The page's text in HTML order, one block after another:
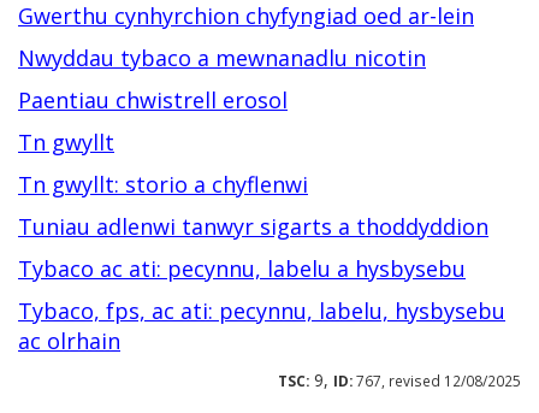
Gwerthu cynhyrchion chyfyngiad oed ar-lein
Nwyddau tybaco a mewnanadlu nicotin
Paentiau chwistrell erosol
Tn gwyllt
Tn gwyllt: storio a chyflenwi
Tuniau adlenwi tanwyr sigarts a thoddyddion
Tybaco ac ati: pecynnu, labelu a hysbysebu
Tybaco, fps, ac ati: pecynnu, labelu, hysbysebu
ac olrhain
TSC: 9, ID:767, revised 12/08/2025